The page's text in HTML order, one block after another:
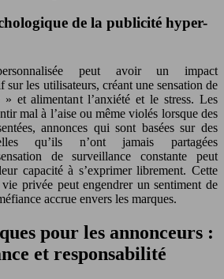
de la publicité hyper-
peut avoir un impact
les utilisateurs, créant une sensation de
» et alimentant l’anxiété et le stress. Les
mal à l’aise ou même violés lorsque des
annonces qui sont basées sur des
qu’ils n’ont jamais partagées
de surveillance constante peut
capacité à s’exprimer librement. Cette
privée peut engendrer un sentiment de
accrue envers les marques.
pour les annonceurs :
et responsabilité